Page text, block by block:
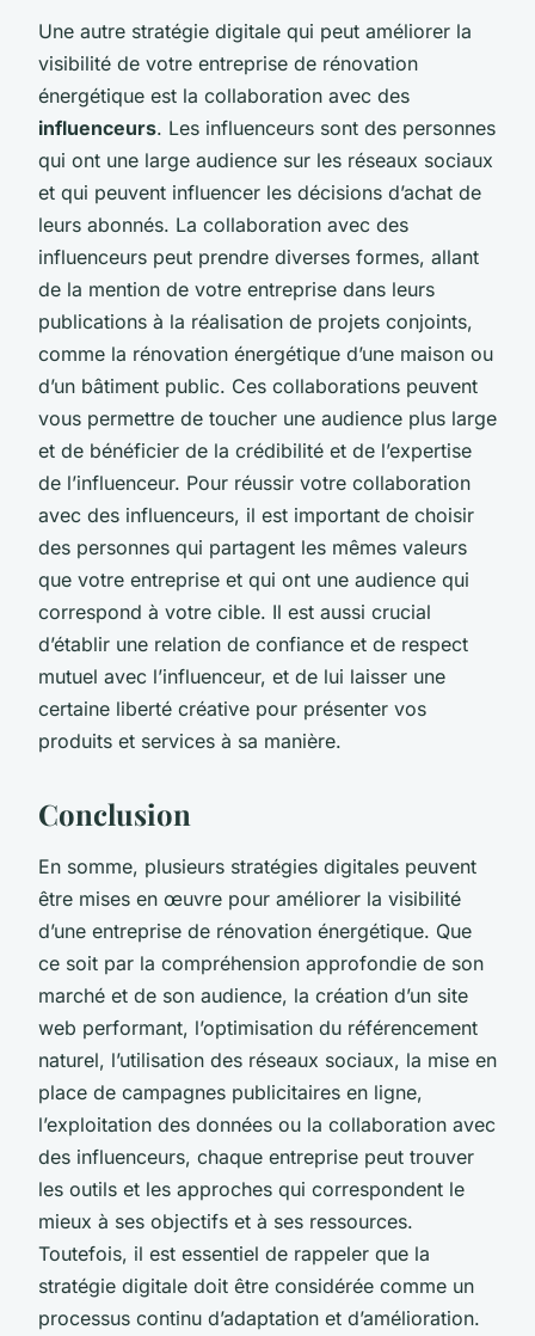
Une autre stratégie digitale qui peut améliorer la
visibilité de votre entreprise de rénovation
énergétique est la collaboration avec des
influenceurs. Les influenceurs sont des personnes
qui ont une large audience sur les réseaux sociaux
et qui peuvent influencer les décisions d’achat de
leurs abonnés. La collaboration avec des
influenceurs peut prendre diverses formes, allant
de la mention de votre entreprise dans leurs
publications à la réalisation de projets conjoints,
comme la rénovation énergétique d’une maison ou
d’un bâtiment public. Ces collaborations peuvent
vous permettre de toucher une audience plus large
et de bénéficier de la crédibilité et de l’expertise
de l’influenceur. Pour réussir votre collaboration
avec des influenceurs, il est important de choisir
des personnes qui partagent les mêmes valeurs
que votre entreprise et qui ont une audience qui
correspond à votre cible. Il est aussi crucial
d’établir une relation de confiance et de respect
mutuel avec l’influenceur, et de lui laisser une
certaine liberté créative pour présenter vos
produits et services à sa manière.
Conclusion
En somme, plusieurs stratégies digitales peuvent
être mises en œuvre pour améliorer la visibilité
d’une entreprise de rénovation énergétique. Que
ce soit par la compréhension approfondie de son
marché et de son audience, la création d’un site
web performant, l’optimisation du référencement
naturel, l’utilisation des réseaux sociaux, la mise en
place de campagnes publicitaires en ligne,
l’exploitation des données ou la collaboration avec
des influenceurs, chaque entreprise peut trouver
les outils et les approches qui correspondent le
mieux à ses objectifs et à ses ressources.
Toutefois, il est essentiel de rappeler que la
stratégie digitale doit être considérée comme un
processus continu d’adaptation et d’amélioration.